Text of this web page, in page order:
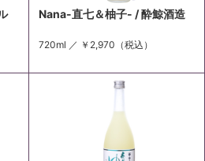
Nana-直七＆柚子- / 酔鯨酒造
720ml ／ ￥2,970 （税込）